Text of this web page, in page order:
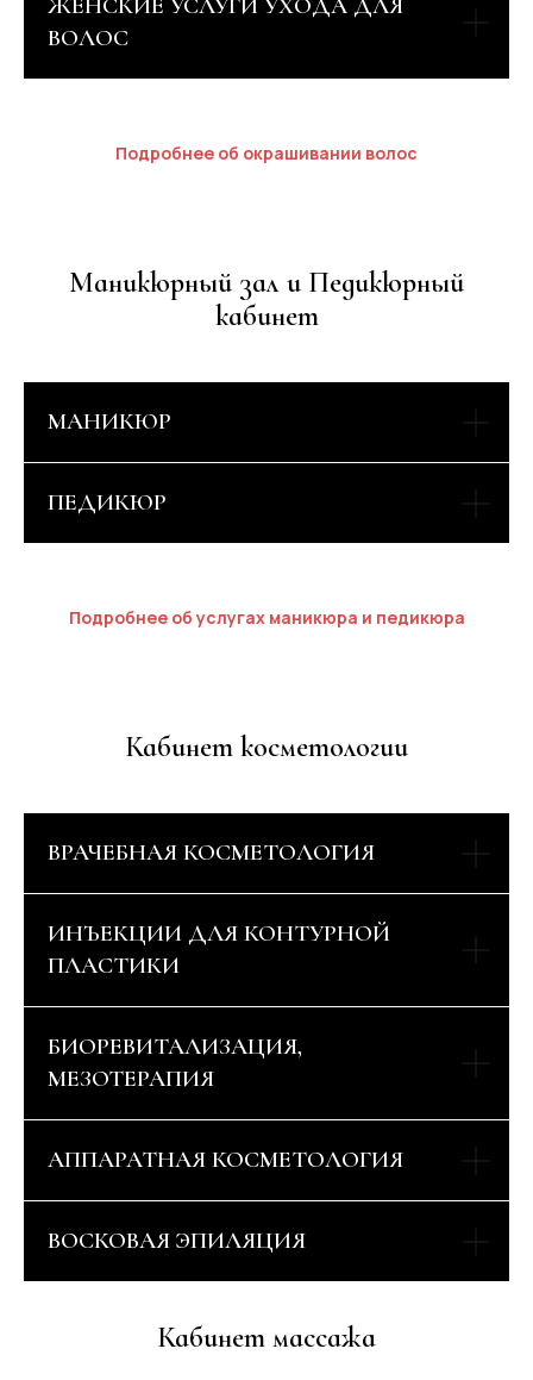
ЖЕНСКИЕ УСЛУГИ УХОДА ДЛЯ
ВОЛОС
Подробнее об окрашивании волос
Маникюрный зал и Педикюрный
кабинет
МАНИКЮР
ПЕДИКЮР
Подробнее об услугах маникюра и педикюра
Кабинет косметологии
ВРАЧЕБНАЯ КОСМЕТОЛОГИЯ
ИНЪЕКЦИИ ДЛЯ КОНТУРНОЙ
ПЛАСТИКИ
БИОРЕВИТАЛИЗАЦИЯ,
МЕЗОТЕРАПИЯ
АППАРАТНАЯ КОСМЕТОЛОГИЯ
ВОСКОВАЯ ЭПИЛЯЦИЯ
Кабинет массажа